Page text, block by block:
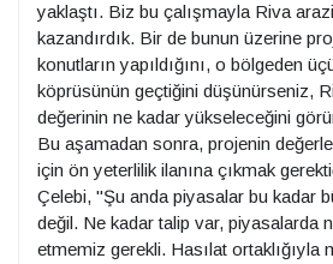
yaklaştı. Biz bu çalışmayla Riva
kazandırdık. Bir de bunun üzerine
konutların yapıldığını, o bölgeden
köprüsünün geçtiğini düşünürseniz,
değerinin ne kadar yükseleceğini
Bu aşamadan sonra, projenin
için ön yeterlilik ilanına çıkmak
Çelebi, "Şu anda piyasalar bu kadar
değil. Ne kadar talip var, piyasalarda
etmemiz gerekli. Hasılat ortaklığıyla